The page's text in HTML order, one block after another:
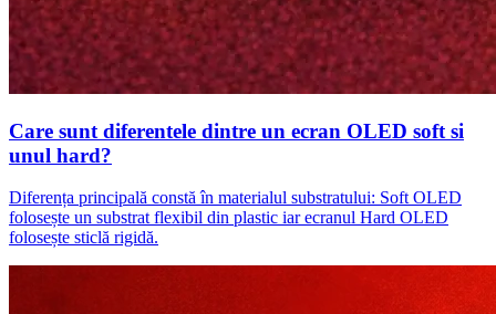
Care sunt diferentele dintre un ecran OLED soft si
unul hard?
Diferența principală constă în materialul substratului: Soft OLED
folosește un substrat flexibil din plastic iar ecranul Hard OLED
folosește sticlă rigidă.